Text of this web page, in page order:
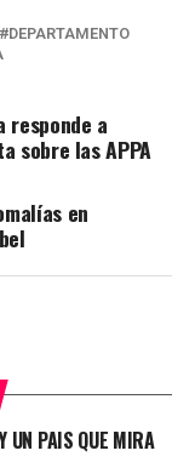
DEPARTAMENTO
responde a
sobre las APPA
en
UN PAIS QUE MIRA